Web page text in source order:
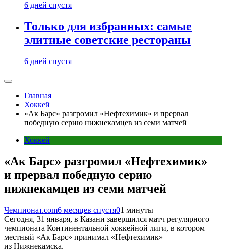
6 дней спустя
Только для избранных: самые
элитные советские рестораны
6 дней спустя
Главная
Хоккей
«Ак Барс» разгромил «Нефтехимик» и прервал
победную серию нижнекамцев из семи матчей
Хоккей
«Ак Барс» разгромил «Нефтехимик»
и прервал победную серию
нижнекамцев из семи матчей
Чемпионат.com6 месяцев спустя01 минуты
Сегодня, 31 января, в Казани завершился матч регулярного
чемпионата Континентальной хоккейной лиги, в котором
местный «Ак Барс» принимал «Нефтехимик»
из Нижнекамска.